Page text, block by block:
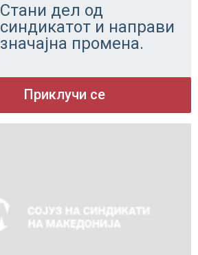
Стани дел од
синдикатот и направи
значајна промена.
Приклучи се